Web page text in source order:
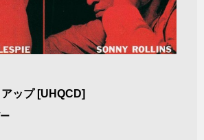
ップ [UHQCD]